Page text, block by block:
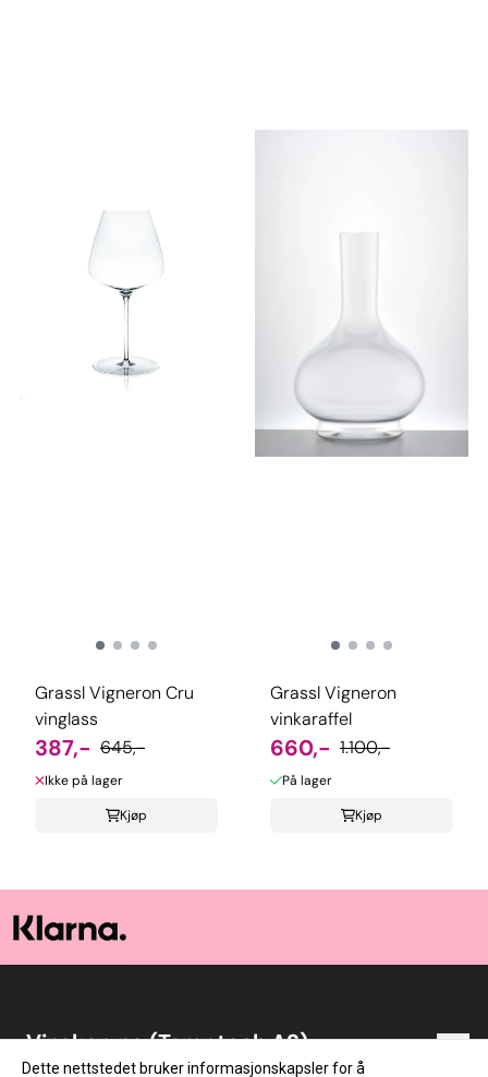
Grassl Vigneron Cru
vinglass
387,- 645,-
Ikke på lager
Kjøp
Grassl Vigneron
vinkaraffel
660,- 1.100,-
På lager
Kjøp
Vinskap.no (Temptech AS)
Vinskap.no er en norsk nettbutikk med vin som
Dette nettstedet bruker informasjonskapsler for å